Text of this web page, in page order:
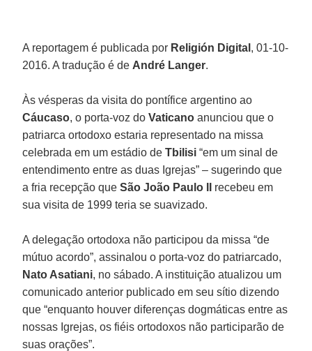
A reportagem é publicada por Religión Digital , 01-10-
2016. A tradução é de André Langer.
Às vésperas da visita do pontífice argentino ao
Cáucaso, o porta-voz doVaticano anunciou que o
patriarca ortodoxo estaria representado na missa
celebrada em um estádio deTbilisi “em um sinal de
entendimento entre as duas Igrejas” – sugerindo que
a fria recepção queSão João Paulo II
recebeu em
sua visita de 1999 teria se suavizado.
A delegação ortodoxa não participou da missa “de
mútuo acordo”, assinalou o porta-voz do patriarcado,
Nato Asatiani, no sábado. A instituição atualizou um
comunicado anterior publicado em seu sítio dizendo
que “enquanto houver diferenças dogmáticas entre as
nossas Igrejas, os fiéis ortodoxos não participarão de
suas orações”.